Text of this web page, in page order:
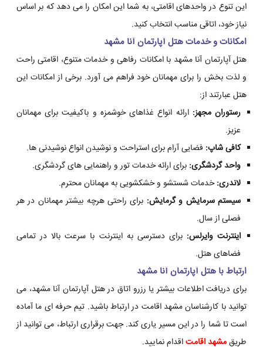
این تنوع در واحدهای اقامتی، به شما این امکان را می دهد که بر اساس
نیاز خود، اتاقی مناسب انتخاب کنید.
امکانات و خدمات هتل آپارتمان آنا مشهد
هتل آپارتمان آنا مشهد با امکانات رفاهی و خدمات متنوع، اقامتی راحت
و لذت بخش را برای مهمانان خود فراهم می آورد. برخی از امکانات این
هتل عبارتند از:
رستوران مجهز: ارائه انواع غذاهای خوشمزه و باکیفیت برای مهمانان
عزیز.
کافی شاپ: فضایی آرام برای استراحت و نوشیدن انواع نوشیدنی ها.
واحد گردشگری: برای ارائه خدمات تور و راهنمایی های گردشگری.
لاندری:خدمات شستشو و خشکشویی به مهمانان محترم.
سیستم سرمایش و گرمایش: برای راحتی هرچه بیشتر مهمانان در هر
فصلی از سال.
اینترنت وایرلس: برای دسترسی به اینترنت با سرعت بالا در تمامی
فضاهای هتل.
ارتباط با هتل آپارتمان آنا مشهد
برای دریافت اطلاعات بیشتر یا رزرو اتاق در هتل آپارتمان آنا مشهد، می
توانید با کارشناسان مشهد اقامت در ارتباط باشید. تیم حرفه ای ما آماده
است تا شما را در این مسیر یاری کند. جهت برقراری ارتباط، می توانید از
طریقمشهد اقامتاقدام نمایید.